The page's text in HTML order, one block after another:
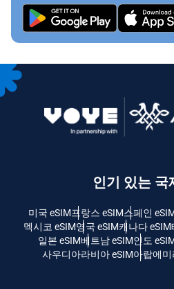
인기 있는 국
미국 eSIM프랑스 eSIM스페인
멕시코 eSIM영국 eSIM캐나다 eSIM
일본 eSIM베트남 eSIM인도
사우디아라비아 eSIM아랍에미